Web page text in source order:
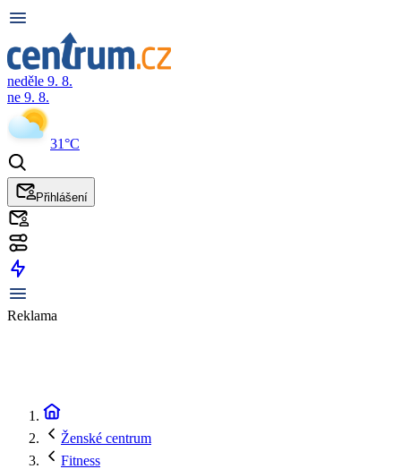
neděle 9. 8.
ne 9. 8.
31°C
Přihlášení
Reklama
Ženské centrum
Fitness